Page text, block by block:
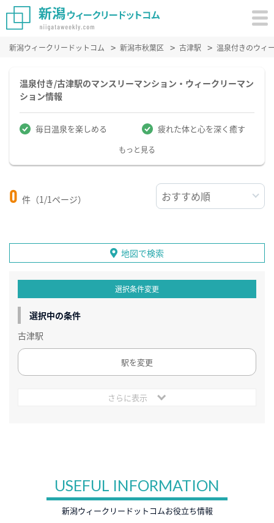
新潟ウィークリードットコム 新潟市秋葉区 古津駅 温泉付きのウィ
温泉付き/古津駅のマンスリーマンション・ウィークリーマン
ション情報
毎日温泉を楽しめる 疲れた体と心を深く癒す
もっと見る
0 件（1/1ページ）
地図で検索
選択条件変更
選択中の条件
古津駅
駅を変更
さらに表示
USEFUL INFORMATION
新潟ウィークリードットコムお役立ち情報